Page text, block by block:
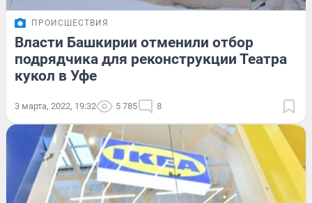
ПРОИСШЕСТВИЯ
Власти Башкирии отменили отбор
подрядчика для реконструкции Театра
кукол в Уфе
3 марта, 2022, 19:32 5 785 8